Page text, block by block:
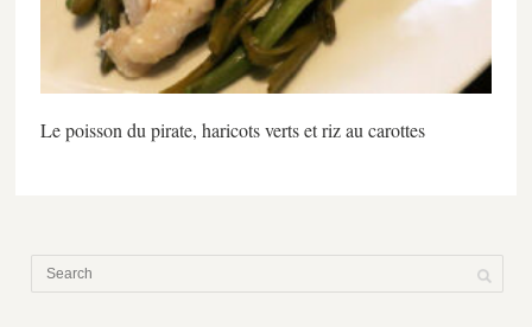
Le poisson du pirate, haricots verts et riz au carottes